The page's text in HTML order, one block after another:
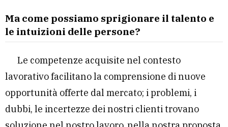
Ma come possiamo sprigionare il talento e
le intuizioni delle persone?
Le competenze acquisite nel contesto
lavorativo facilitano la comprensione di nuove
opportunità offerte dal mercato; i problemi, i
dubbi, le incertezze dei nostri clienti trovano